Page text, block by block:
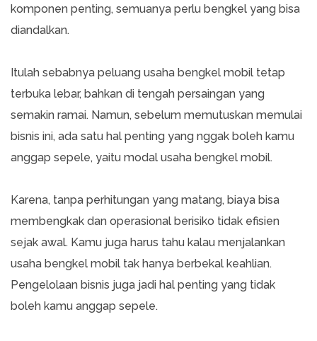
komponen penting, semuanya perlu bengkel yang bisa
diandalkan.
Itulah sebabnya peluang usaha bengkel mobil tetap
terbuka lebar, bahkan di tengah persaingan yang
semakin ramai. Namun, sebelum memutuskan memulai
bisnis ini, ada satu hal penting yang nggak boleh kamu
anggap sepele, yaitu modal usaha bengkel mobil.
Karena, tanpa perhitungan yang matang, biaya bisa
membengkak dan operasional berisiko tidak efisien
sejak awal. Kamu juga harus tahu kalau menjalankan
usaha bengkel mobil tak hanya berbekal keahlian.
Pengelolaan bisnis juga jadi hal penting yang tidak
boleh kamu anggap sepele.